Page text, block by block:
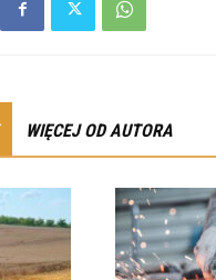
WIĘCEJ OD AUTORA